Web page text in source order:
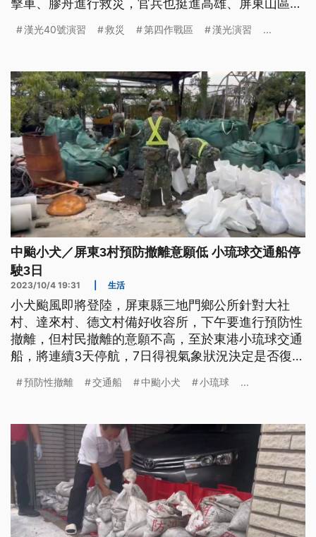
支援災後復原，下午協助清運倒塌的路樹。
漢光40號演習 救災 第四作戰區 漢光演習 ...
中颱小犬／屏東3村預防撤離意願低 小琉球交通船停
駛3日
2023/10/4 19:31 生活
小犬颱風即將登陸，屏東縣三地門鄉公所針對大社
村、達來村、德文村備好收容所，下午要進行預防性
撤離，但村民撤離的意願不高，至於東港小琉球交通
船，將連續3天停航，7日得視氣象狀況決定是否復
第1次來台灣就遇上颱風，覺得很新奇。
預防性撤離 交通船 中颱小犬 小琉球 ...